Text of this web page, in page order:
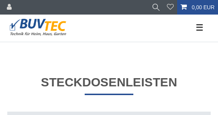
0,00 EUR
☰
STECKDOSENLEISTEN